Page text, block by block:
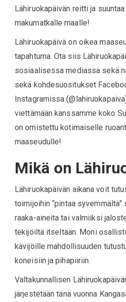
Lähiruokapäivän reitti ja
makumatkalle maalle!
Lähiruokapäivä on oikea
tapahtuma. Ota siis
sosiaalisessa mediassa sekä
sekä kohdesuositukset
Instagramissa
viettämään kanssamme koko
on omistettu kotimaiselle
maaseudulle!
Mikä on
Lähiruokapäivän aikana voit
toimijoihin “pintaa
raaka-aineita tai valmiiksi
tekijöiltä itseltään. Moni
kävijöille mahdollisuuden
koneisiin ja pihapiiriin.
Valtakunnallisen
järjestetään tänä vuonna